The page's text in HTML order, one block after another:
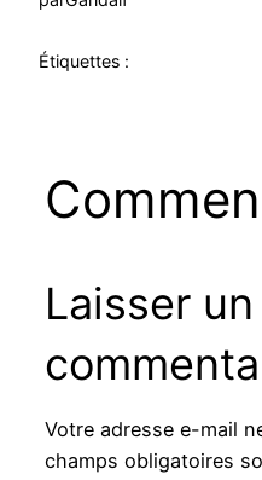
Étiquettes :
Laisser un
Votre adresse e-mail
champs obligatoires